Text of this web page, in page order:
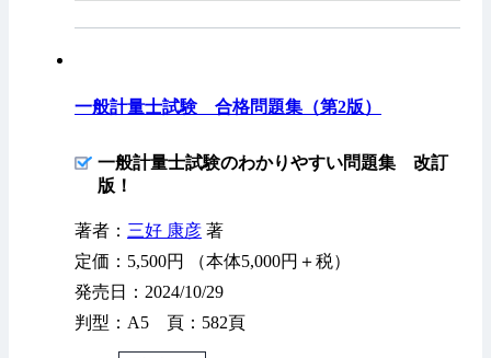
一般計量士試験 合格問題集（第2版）
一般計量士試験のわかりやすい問題集 改訂
版！
著者： 三好 康彦 著
定価：5,500円 （本体5,000円＋税）
発売日：2024/10/29
判型：A5 頁：582頁